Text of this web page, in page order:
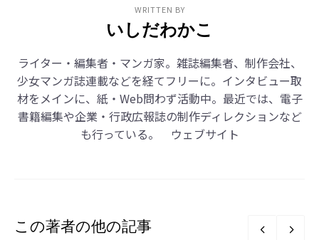
WRITTEN BY
いしだわかこ
ライター・編集者・マンガ家。雑誌編集者、制作会社、
少女マンガ誌連載などを経てフリーに。インタビュー取
材をメインに、紙・Web問わず活動中。最近では、電子
書籍編集や企業・行政広報誌の制作ディレクションなど
も行っている。
ウェブサイト
この著者の他の記事